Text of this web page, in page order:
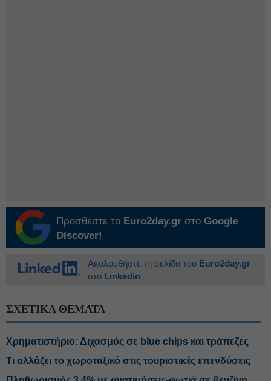
Προσθέστε το Euro2day.gr στο Google
Discover!
Ακολουθήστε τη σελίδα του Euro2day.gr
στο Linkedin
ΣΧΕΤΙΚΑ ΘΕΜΑΤΑ
Χρηματιστήριο: Διχασμός σε blue chips και τράπεζες
Τι αλλάζει το χωροταξικό στις τουριστικές επενδύσεις